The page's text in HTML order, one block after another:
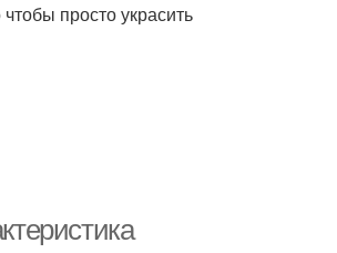
просто украсить